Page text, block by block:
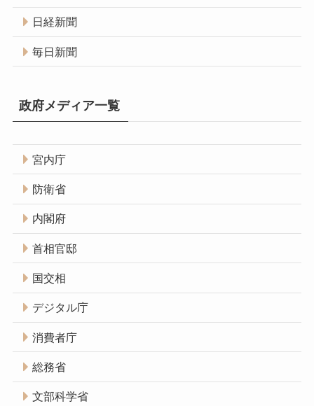
日経新聞
毎日新聞
政府メディア一覧
宮内庁
防衛省
内閣府
首相官邸
国交相
デジタル庁
消費者庁
総務省
文部科学省